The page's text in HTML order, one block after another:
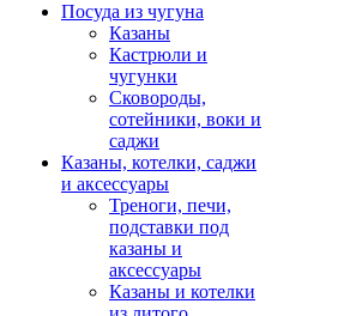
Посуда из чугуна
Казаны
Кастрюли и
чугунки
Сковороды,
сотейники, воки и
саджи
Казаны, котелки, саджи
и аксессуары
Треноги, печи,
подставки под
казаны и
аксессуары
Казаны и котелки